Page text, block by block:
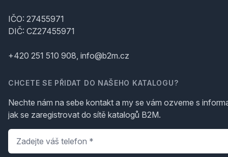
IČO: 27455971
DIČ: CZ27455971
+420 251 510 908, info@b2m.cz
CHCETE SE PŘIDAT DO NAŠEHO KATALOGU?
Nechte nám na sebe kontakt a my se vám ozveme s
jak se zaregistrovat do sítě katalogů B2M.
Telefon